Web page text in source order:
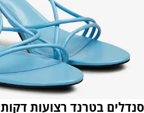
סנדלים בטרנד רצועות דקות